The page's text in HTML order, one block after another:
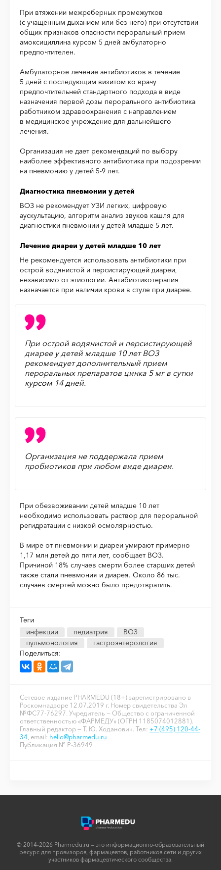
При втяжении межреберных промежутков
(с учащенным дыханием или без него) при отсутствии
общих признаков опасности пероральный прием
амоксициллина курсом 5 дней амбулаторно
предпочтителен.
Амбулаторное лечение антибиотиков в течение
5 дней с последующим визитом ко врачу
предпочтительней стандартного подхода в виде
назначения первой дозы перорального антибиотика
работником здравоохранения с направлением
в медицинское учреждение для дальнейшего
лечения.
Организация не дает рекомендаций по выбору
наиболее эффективного антибиотика при подозрении
на пневмонию у детей 5-9 лет.
Диагностика пневмонии у детей
ВОЗ не рекомендует УЗИ легких, цифровую
аускультацию, алгоритм анализ звуков кашля для
диагностики пневмонии у детей младше 5 лет.
Лечение диареи у детей младше 10 лет
Не рекомендуется использовать антибиотики при
острой водянистой и персистирующей диареи,
независимо от этиологии. Антибиотикотерапия
назначается при наличии крови в стуле при диарее.
При острой водянистой и персистирующей
диарее у детей младше 10 лет ВОЗ
рекомендует дополнительный прием
пероральных препаратов цинка 5 мг в сутки
курсом 14 дней.
Организация не поддержала прием
пробиотиков при любом виде диареи.
При обезвоживании детей младше 10 лет
необходимо использовать раствор для пероральной
регидратации с низкой осмолярностью.
В мире от пневмонии и диареи умирают примерно
1,17 млн детей до пяти лет, сообщает ВОЗ.
Причиной 18% случаев смерти более старших детей
также стали пневмония и диарея. Около 86 тыс.
случаев смертей можно было предотвратить.
Теги
инфекции
педиатрия
ВОЗ
пульмонология
гастроэнтерология
Поделиться:
Сетевое издание PHARMEDU (18+) зарегистрировано в
Роскомнадзоре 12.07.2019 г. Номер свидетельства Эл
№ФС77-76297. Учредитель — Общество с ограниченной
ответственностью «ФАРМЕДУ» (ОГРН 1185074012881).
Главный редактор — Т. Ю. Ходанович. Тел: +7 (495) 120-44-
34 , email: hello@pharmedu.ru
Публикация № P-36949
© 2014-2026 Pharmedu.ru — это информационно-образовательный
ресурс для провизоров, фармацевтов, работников сети и других
участников фармацевтического сообщества.